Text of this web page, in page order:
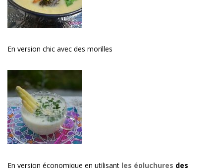
En version chic avec des morilles
En version économique en utilisant les épluchures des